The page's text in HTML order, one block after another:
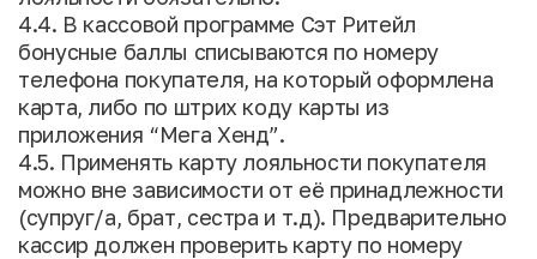
4.4. В кассовой программе Сэт Ритейл
бонусные баллы списываются по номеру
телефона покупателя, на который оформлена
карта, либо по штрих коду карты из
приложения “Мега Хенд”.
4.5. Применять карту лояльности покупателя
можно вне зависимости от её принадлежности
(супруг/а, брат, сестра и т.д). Предварительно
кассир должен проверить карту по номеру